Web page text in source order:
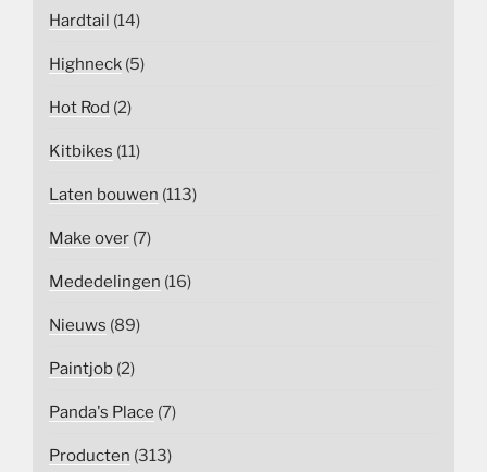
Hardtail (14)
Highneck (5)
Hot Rod (2)
Kitbikes (11)
Laten bouwen (113)
Make over (7)
Mededelingen (16)
Nieuws (89)
Paintjob (2)
Panda's Place (7)
Producten (313)